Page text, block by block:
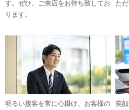
す。ぜひ、ご来店をお待ち致してお
ります。
ただ
明るい接客を常に心掛け、お客様の
笑